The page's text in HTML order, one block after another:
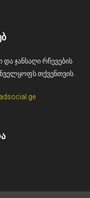
ჯანსაღი რჩევების
თქვენთვის.